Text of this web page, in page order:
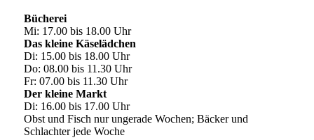
Bücherei
Mi: 17.00 bis 18.00 Uhr
Das kleine Käselädchen
Di: 15.00 bis 18.00 Uhr
Do: 08.00 bis 11.30 Uhr
Fr: 07.00 bis 11.30 Uhr
Der kleine Markt
Di: 16.00 bis 17.00 Uhr
Obst und Fisch nur ungerade Wochen; Bäcker und
Schlachter jede Woche